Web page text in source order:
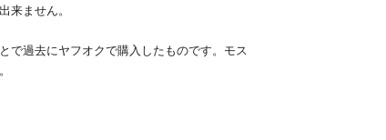
来ません。
で過去にヤフオクで購入したものです。モス